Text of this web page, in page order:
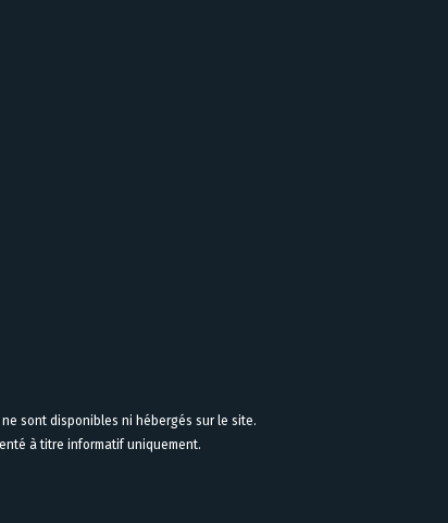
sont disponibles ni hébergés sur le site.
à titre informatif uniquement.